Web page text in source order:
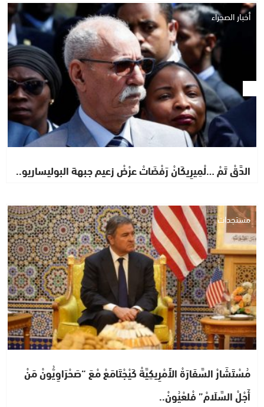
أخبار الصحراء
الدَّقْ تَمْ …لْمِيرِيكَانْ رَفْضَاتْ عرْضْ زعيم جبهة البوليساريو..
مستجدات
مُسْتَشَارْ السَّفَارَةْ الأَمْرِيكِيَّةْ كَيْجْتَامَعْ مْعَ “صَحْرَاوِيُّونْ مَنْ
أَجْلْ السَّلَامْ” فْلعْيُونْ..